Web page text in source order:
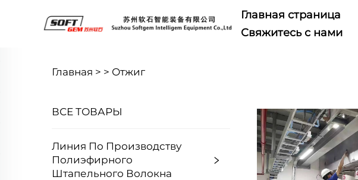
Главная страница
Свяжитесь с нами
Главная > > Отжиг
ВСЕ ТОВАРЫ
Линия По Производству
Полиэфирного
Штапельного Волокна